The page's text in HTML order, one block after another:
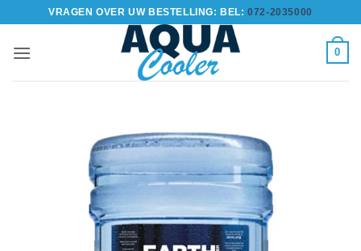
inhoud
VRAGEN OVER UW BESTELLING: BEL:072-2035000
0